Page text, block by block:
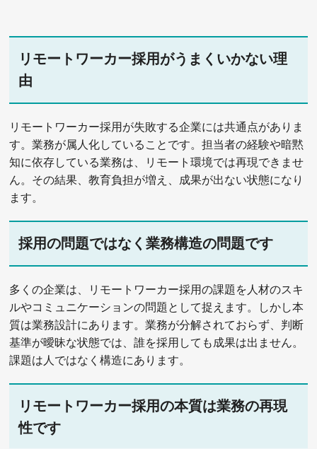
リモートワーカー採用がうまくいかない理
由
リモートワーカー採用が失敗する企業には共通点がありま
す。業務が属人化していることです。担当者の経験や暗黙
知に依存している業務は、リモート環境では再現できませ
ん。その結果、教育負担が増え、成果が出ない状態になり
ます。
採用の問題ではなく業務構造の問題です
多くの企業は、リモートワーカー採用の課題を人材のスキ
ルやコミュニケーションの問題として捉えます。しかし本
質は業務設計にあります。業務が分解されておらず、判断
基準が曖昧な状態では、誰を採用しても成果は出ません。
課題は人ではなく構造にあります。
リモートワーカー採用の本質は業務の再現
性です